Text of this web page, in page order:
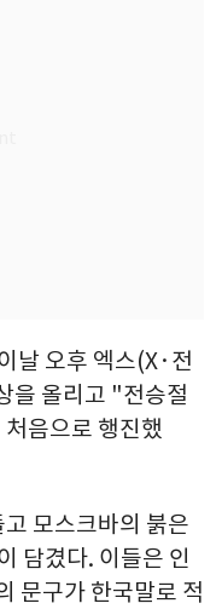
날 오후 엑스(X·전
을 올리고 "전승절
음으로 행진했
모스크바의 붉은
담겼다. 이들은 인
문구가 한국말로 적